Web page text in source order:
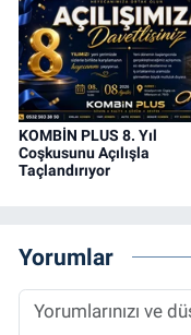
KOMBİN PLUS 8. Yıl
Coşkusunu Açılışla
Taçlandırıyor
Yorumlar